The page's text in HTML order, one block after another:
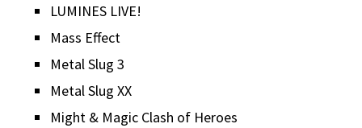
LUMINES LIVE!
Mass Effect
Metal Slug 3
Metal Slug XX
Might & Magic Clash of Heroes